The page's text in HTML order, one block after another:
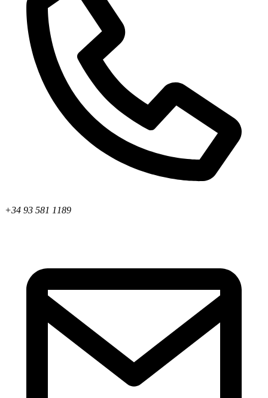
+34 93 581 1189